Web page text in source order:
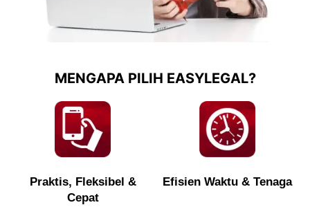
MENGAPA PILIH EASYLEGAL?
Praktis, Fleksibel &
Cepat
Efisien Waktu & Tenaga